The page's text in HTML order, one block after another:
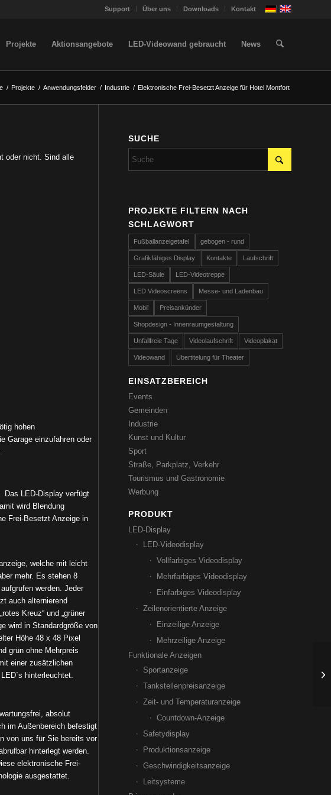
Support Über uns Downloads Kontakt
Projekte Aktionsangebote LED-Videowand gebraucht News
/ Projekte / Anwendungsfelder / Industrie / Elektronische Frei-Besetzt Anzeige für Hotel Montfort
oder nicht. Sind alle
hohen
Garage einzufahren oder
Das LED-Display verfügt
wird Blendung
Frei-Besetzt Anzeige in
welche mit leicht
mehr. Es stehen 8
werden. Jeder
auch alternierend
Kreuz“ und „grüner
wird in Standardgröße von
Höhe 48 x 48 Pixel
grün ohne Mehrpreis
einer zusätzlichen
hinterleuchtet.
absolut
im Außenbereich befestigt
von uns für Sie bereits vor
hinterlegt werden.
elektronische Frei-
ausgestattet.
SUCHE
PROJEKTE FILTERN NACH
SCHLAGWORT
Fußballanzeigetafel gebogen - rund
Grafikfähiges Display Kontakte Laufschrift
LED-Säule LED-Videotreppe
LED Videoscreens Messe- und Ladenbau
Mobil Preisankünder
Shopdesign - Innenraumgestaltung
Unfallfreie Tage Videolaufschrift Videoplakat
Videowand Übertitelung für Theater
EINSATZBEREICH
Events
Gemeinden
Industrie
Kunst und Kultur
Sport
Straße, Parkplatz, Verkehr
Tourismus und Gastronomie
Werbung
PRODUKT
LED-Display
LED-Videodisplay
Vollfarbiges Videodisplay
Mehrfarbiges Videodisplay
Einfarbiges Videodisplay
Zeilenorientierte Anzeige
Einzeilige Anzeige
Mehrzeilige Anzeige
Funktionale Anzeigen
Sportanzeige
Tankstellenpreisanzeige
Zeit- und Temperaturanzeige
Countdown-Anzeige
Safetydisplay
Produktionsanzeige
Geschwindigkeitsanzeige
Leitsysteme